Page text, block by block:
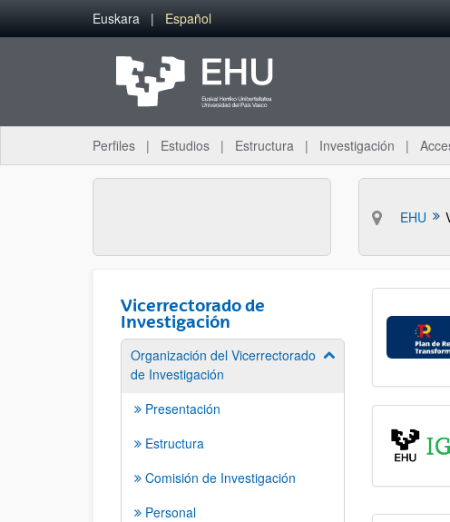
Saltar al contenido principal
Euskara Español
Perfiles Estudios Estructura Investigación
EHU
Vicerrectorado de
Investigación
Organización del Vicerrectorado
de Investigación
Mostrar/ocultar
Presentación
Estructura
Comisión de Investigación
Personal